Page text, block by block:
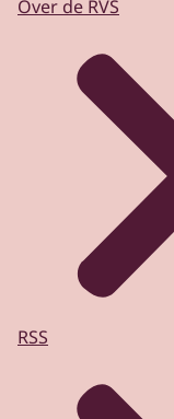
Over de RVS
RSS